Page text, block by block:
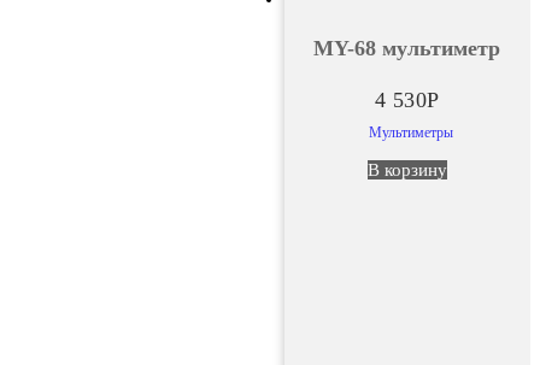
MY-68 мультиметр
4 530Р
Мультиметры
В корзину